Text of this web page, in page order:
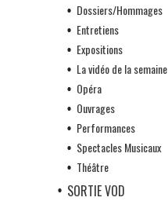
Dossiers/Hommages
Entretiens
Expositions
La vidéo de la semaine
Opéra
Ouvrages
Performances
Spectacles Musicaux
Théâtre
SORTIE VOD